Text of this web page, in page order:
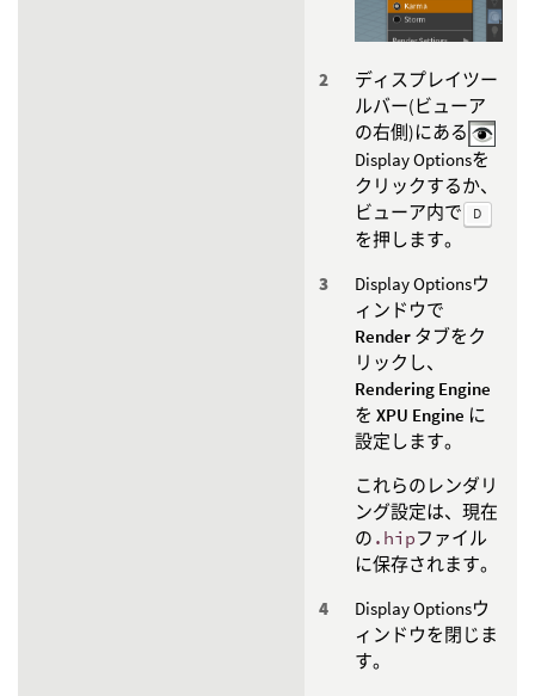
ディスプレイツー
ルバー(ビューア
の右側)にある
Display Optionsを
クリックするか、
ビューア内で
D
を押します。
Display Optionsウ
ィンドウで
Render タブをク
リックし、
Rendering Engine
を XPU Engine に
設定します。
これらのレンダリ
ング設定は、現在
の .hipファイル
に保存されます。
Display Optionsウ
ィンドウを閉じま
す。